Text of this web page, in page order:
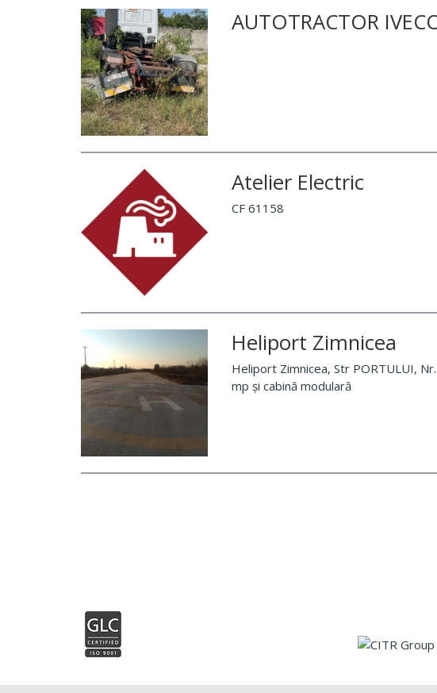
AUTOTRACTOR
Atelier Electric
CF 61158
Heliport Zimnicea
Heliport Zimnicea, Str PORTULUI,
mp și cabină modulară